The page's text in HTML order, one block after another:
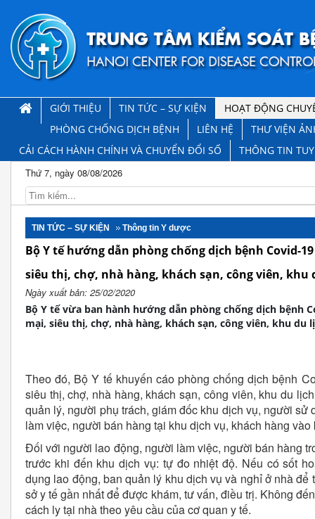
GIỚI THIỆU TIN TỨC – SỰ KIỆN
HOẠT ĐỘNG
PHÒNG CHỐNG DỊCH BỆNH
LIÊN HỆ
THƯ VIỆN
CẢI CÁCH HÀNH CHÍNH VÀ CHUYỂN ĐỔI SỐ
THÔNG TIN
Thứ 7, ngày 08/08/2026
TIN TỨC – SỰ KIỆN Thông tin Y dược
Bộ Y tế hướng dẫn phòng chống dịch bệnh Covid-
siêu thị, chợ, nhà hàng, khách sạn, công viên, khu
Ngày xuất bản: 25/02/2020
Bộ Y tế vừa ban hành hướng dẫn phòng chống dịch bệnh
mại, siêu thị, chợ, nhà hàng, khách sạn, công viên, khu du
Theo đó, Bộ Y tế khuyến cáo phòng chống dịch bệnh
siêu thị, chợ, nhà hàng, khách sạn, công viên, khu du
quản lý, người phụ trách, giám đốc khu dịch vụ, người
làm việc, người bán hàng tại khu dịch vụ, khách hàng vào
Đối với người lao động, người làm việc, người bán hàng
trước khi đến khu dịch vụ: tự đo nhiệt độ. Nếu có sốt
dụng lao động, ban quản lý khu dịch vụ và nghỉ ở nhà
sở y tế gần nhất để được khám, tư vấn, điều trị. Không
cách ly tại nhà theo yêu cầu của cơ quan y tế.